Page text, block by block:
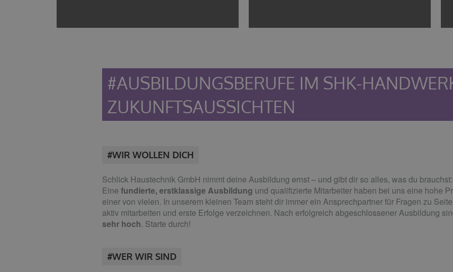
#AUSBILDUNGSBERUFE IM SHK-
ZUKUNFTSAUSSICHTEN
#WIR WOLLEN DICH
Schlick Haustechnik GmbH nimmt deine Ausbildung ernst – und gibt dir so alles, was du brauchst:
Eine fundierte, erstklassige Ausbildung und qualifizierte Mitarbeiter haben bei uns eine hohe
einer von vielen. In unserem kleinen Team steht dir immer ein Ansprechpartner für Fragen zu
aktiv mitarbeiten und erste Erfolge verzeichnen. Nach erfolgreich abgeschlossener Ausbildung
sehr hoch. Starte durch!
#WER WIR SIND